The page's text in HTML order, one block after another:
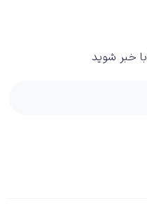
با خبر شوید